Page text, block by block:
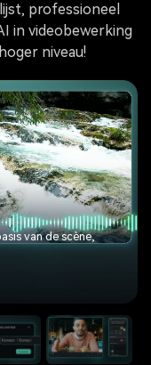
professioneel
in videobewerking
niveau!
van de scène,